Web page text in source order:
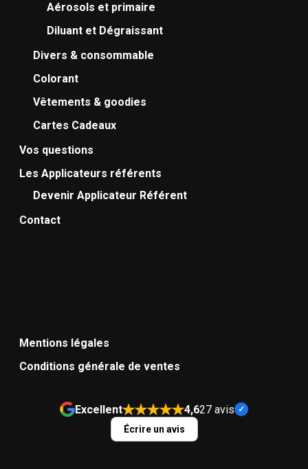
Aérosols et primaire
Diluant et Dégraissant
Divers & consommable
Colorant
Vêtements & goodies
Cartes Cadeaux
Vos questions
Les Applicateurs référents
Devenir Applicateur Référent
Contact
Mentions légales
Conditions générale de ventes
Excellent 4,627 avis
Écrire un avis